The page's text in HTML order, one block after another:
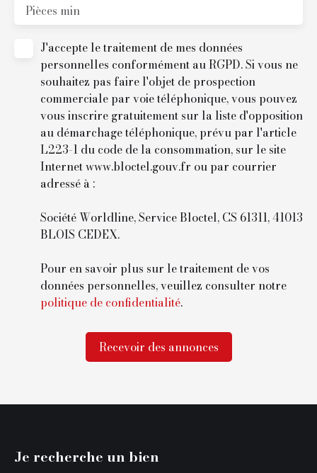
Pièces min
J'accepte le traitement de mes données
personnelles conformément au RGPD. Si vous ne
souhaitez pas faire l'objet de prospection
commerciale par voie téléphonique, vous pouvez
vous inscrire gratuitement sur la liste d'opposition
au démarchage téléphonique, prévu par l'article
L223-1 du code de la consommation, sur le site
Internet www.bloctel.gouv.fr ou par courrier
adressé à :
Société Worldline, Service Bloctel, CS 61311, 41013
BLOIS CEDEX.
Pour en savoir plus sur le traitement de vos
données personnelles, veuillez consulter notre
politique de confidentialité.
Recevoir des annonces
Je recherche un bien